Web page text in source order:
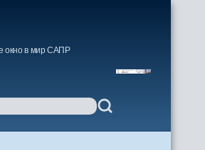
окно в мир САПР